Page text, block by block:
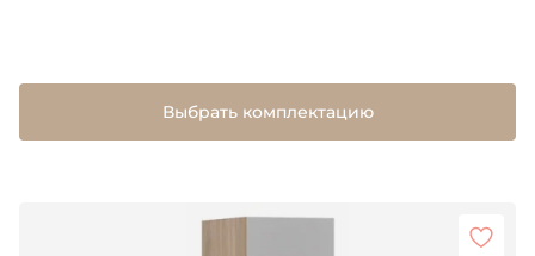
Выбрать комплектацию